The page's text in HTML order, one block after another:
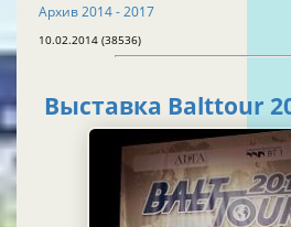
Архив 2014 - 2017
10.02.2014 (38536)
Выставка Balttour